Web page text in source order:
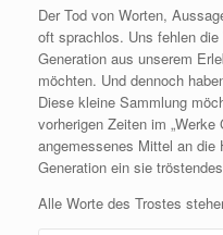
Der Tod von Worten,
oft sprachlos. Uns fehlen
Generation aus unserem
möchten. Und dennoch
Diese kleine Sammlung
vorherigen Zeiten im „Werke
angemessenes Mittel an die
Generation ein sie
Alle Worte des Trostes